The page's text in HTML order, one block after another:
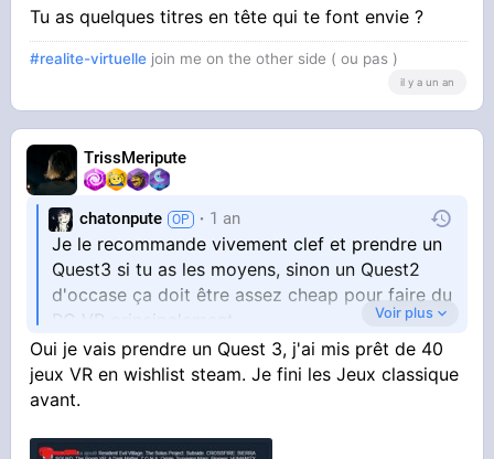
Tu as quelques titres en tête qui te font envie ?
#realite-virtuelle join me on the other side ( ou pas )
il y a un an
TrissMeripute
chatonpute 1 an
Je le recommande vivement clef et prendre un
Quest3 si tu as les moyens, sinon un Quest2
d'occase ça doit être assez cheap pour faire du
Steam devrait sortir sont nouveaux casque l'an
prochain.
Tu as quelques titres en tête qui te font envie ?
Voir plus
Oui je vais prendre un Quest 3, j'ai mis prêt de 40
jeux VR en wishlist steam. Je fini les Jeux classique
avant.